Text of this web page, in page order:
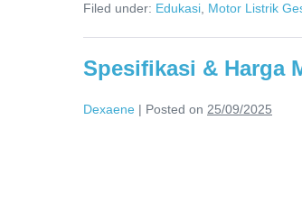
Filed under: Edukasi, Motor Listrik
Spesifikasi & Harga
Dexaene | Posted on 25/09/2025